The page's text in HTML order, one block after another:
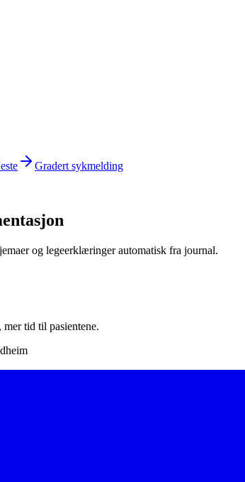
Gradert sykmelding
og legeerklæringer automatisk fra journal.
tid til pasientene.